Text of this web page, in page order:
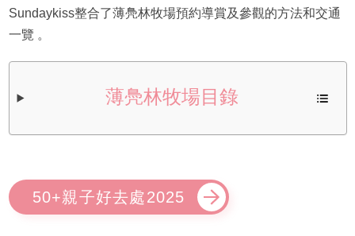
Sundaykiss整合了薄鳧林牧場預約導賞及參觀的方法和交通
一覽 。
薄鳧林牧場目錄
50+親子好去處2025